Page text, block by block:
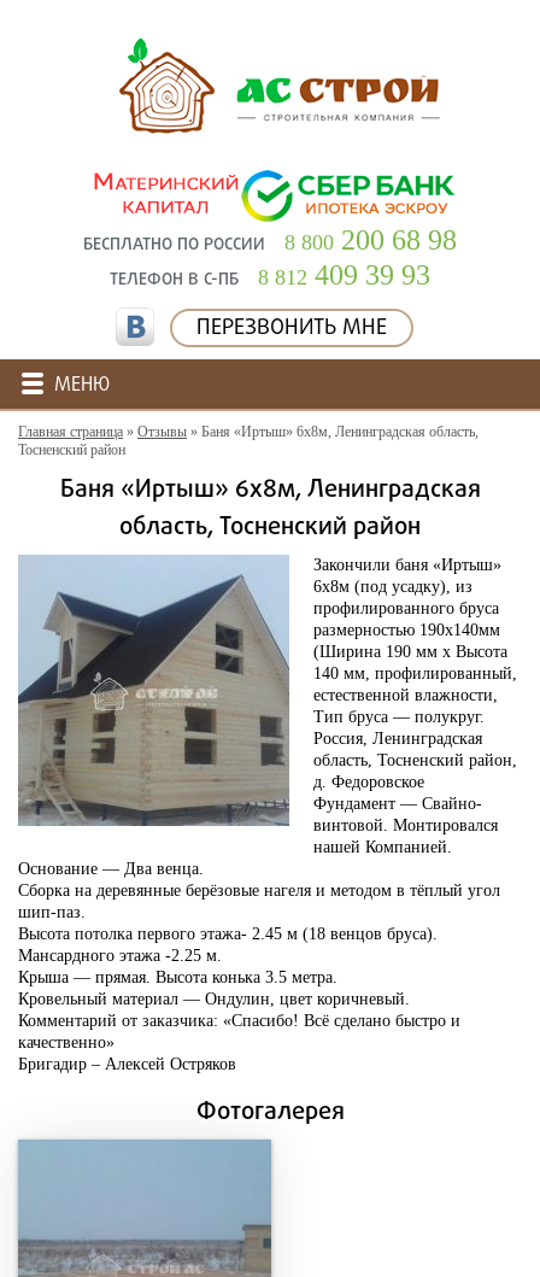
БЕСПЛАТНО ПО РОССИИ 8 800 200 68 98
ТЕЛЕФОН В С-ПБ 8 812 409 39 93
ПЕРЕЗВОНИТЬ МНЕ
МЕНЮ
Главная страница » Отзывы » Баня «Иртыш» 6х8м, Ленинградская область,
Тосненский район
Баня «Иртыш» 6х8м, Ленинградская
область, Тосненский район
Закончили баня «Иртыш»
6х8м (под усадку), из
профилированного бруса
размерностью 190х140мм
(Ширина 190 мм х Высота
140 мм, профилированный,
естественной влажности,
Тип бруса — полукруг.
Россия, Ленинградская
область, Тосненский район,
д. Федоровское
Фундамент — Свайно-
винтовой. Монтировался
нашей Компанией.
Основание — Два венца.
Сборка на деревянные берёзовые нагеля и методом в тёплый угол
шип-паз.
Высота потолка первого этажа- 2.45 м (18 венцов бруса).
Мансардного этажа -2.25 м.
Крыша — прямая. Высота конька 3.5 метра.
Кровельный материал — Ондулин, цвет коричневый.
Комментарий от заказчика: «Спасибо! Всё сделано быстро и
качественно»
Бригадир – Алексей Остряков
Фотогалерея